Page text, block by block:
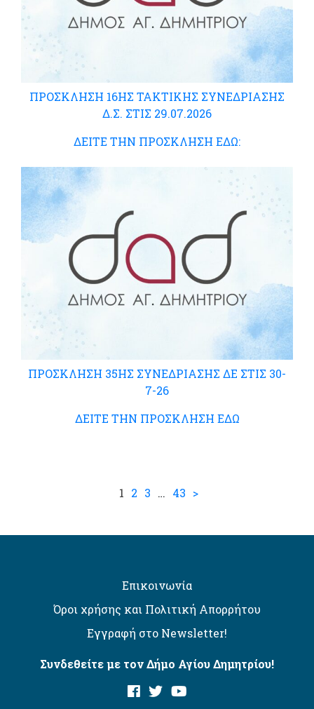
ΠΡΟΣΚΛΗΣΗ 16ΗΣ ΤΑΚΤΙΚΗΣ ΣΥΝΕΔΡΙΑΣΗΣ
Δ.Σ. ΣΤΙΣ 29.07.2026
ΔΕΙΤΕ ΤΗΝ ΠΡΟΣΚΛΗΣΗ ΕΔΩ:
ΠΡΟΣΚΛΗΣΗ 35ΗΣ ΣΥΝΕΔΡΙΑΣΗΣ ΔΕ ΣΤΙΣ 30-
7-26
ΔΕΙΤΕ ΤΗΝ ΠΡΟΣΚΛΗΣΗ ΕΔΩ
1 2 3 … 43 >
Επικοινωνία
Όροι χρήσης και Πολιτική Απορρήτου
Εγγραφή στο Newsletter!
Συνδεθείτε με τον Δήμο Αγίου Δημητρίου!